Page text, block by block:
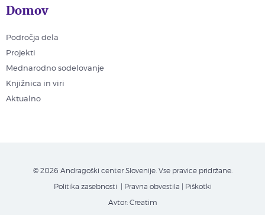
Domov
Področja dela
Projekti
Mednarodno sodelovanje
Knjižnica in viri
Aktualno
© 2026 Andragoški center Slovenije. Vse pravice pridržane.
Politika zasebnosti | Pravna obvestila Piškotki
Avtor: Creatim